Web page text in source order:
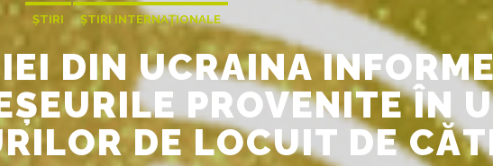
ȘTIRI ȘTIRI INTERNAȚIONALE
DIN UCRAINA
PROVENITE ÎN
DE LOCUIT DE